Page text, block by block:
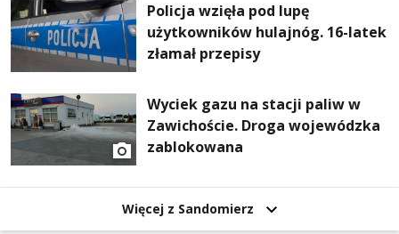
Policja wzięła pod lupę
użytkowników hulajnóg. 16-latek
złamał przepisy
Wyciek gazu na stacji paliw w
Zawichoście. Droga wojewódzka
zablokowana
Więcej z Sandomierz